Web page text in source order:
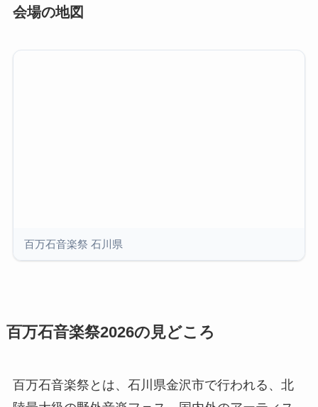
会場の地図
百万石音楽祭 石川県
百万石音楽祭2026の見どころ
百万石音楽祭とは、石川県金沢市で行われる、北